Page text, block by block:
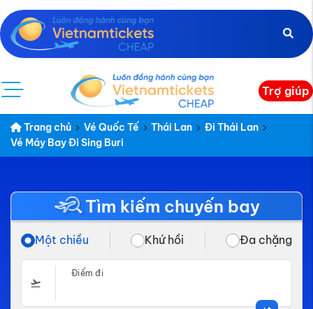
Trợ giúp
Trang chủ Vé Quốc Tế Thái Lan
Đi Thái Lan
Vé Máy Bay Đi Sing Buri
Tìm kiếm chuyến bay
Một chiều Khứ hồi Đa chặng
Điểm đi